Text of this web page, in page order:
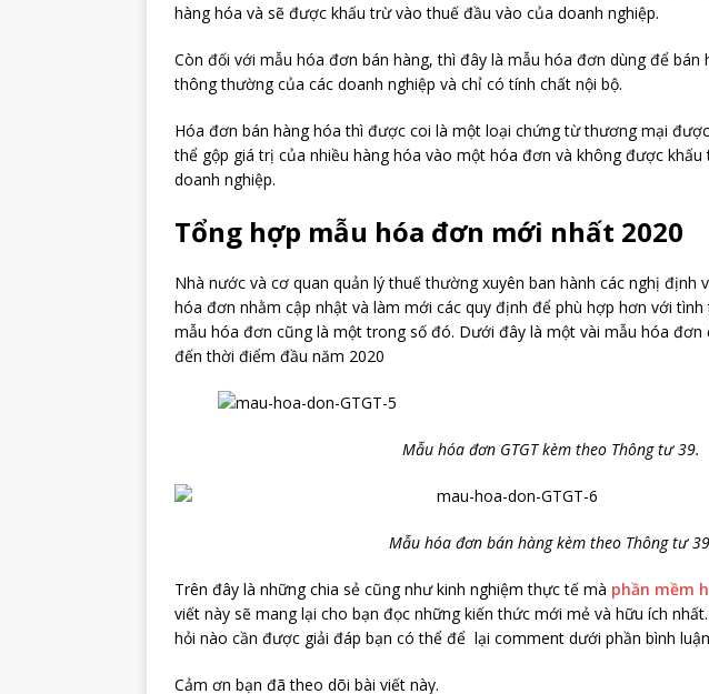
hàng hóa và sẽ được khấu trừ vào thuế đầu vào của doanh nghiệp.
Còn đối với mẫu hóa đơn bán hàng, thì đây là mẫu hóa đơn dùng để bán
thông thường của các doanh nghiệp và chỉ có tính chất nội bộ.
Hóa đơn bán hàng hóa thì được coi là một loại chứng từ thương mại
thể gộp giá trị của nhiều hàng hóa vào một hóa đơn và không được
doanh nghiệp.
Tổng hợp mẫu hóa đơn mới nhất 2020
Nhà nước và cơ quan quản lý thuế thường xuyên ban hành các nghị định
hóa đơn nhằm cập nhật và làm mới các quy định để phù hợp hơn với tình
mẫu hóa đơn cũng là một trong số đó. Dưới đây là một vài mẫu hóa
đến thời điểm đầu năm 2020
Mẫu hóa đơn GTGT kèm theo Thông tư 39.
Mẫu hóa đơn bán hàng kèm theo Thông tư
Trên đây là những chia sẻ cũng như kinh nghiệm thực tế mà phần mềm
viết này sẽ mang lại cho bạn đọc những kiến thức mới mẻ và hữu ích
hỏi nào cần được giải đáp bạn có thể để lại comment dưới phần bình
Cảm ơn bạn đã theo dõi bài viết này.